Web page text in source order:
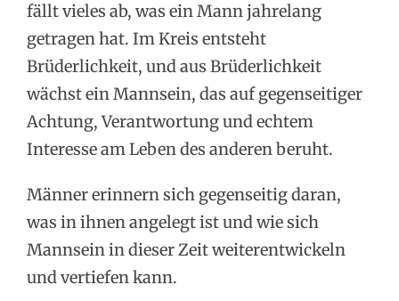
fällt vieles ab, was ein Mann jahrelang
getragen hat. Im Kreis entsteht
Brüderlichkeit, und aus Brüderlichkeit
wächst ein Mannsein, das auf gegenseitiger
Achtung, Verantwortung und echtem
Interesse am Leben des anderen beruht.
Männer erinnern sich gegenseitig daran,
was in ihnen angelegt ist und wie sich
Mannsein in dieser Zeit weiterentwickeln
und vertiefen kann.